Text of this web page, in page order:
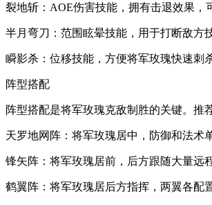
裂地斩：AOE伤害技能，拥有击退效果，
半月弯刀：范围眩晕技能，用于打断敌方
瞬影杀：位移技能，方便将军玫瑰快速刺
阵型搭配
阵型搭配是将军玫瑰克敌制胜的关键。推
天罗地网阵：将军玫瑰居中，防御和法术
锋矢阵：将军玫瑰居前，后方跟随大量远
鹤翼阵：将军玫瑰居后方指挥，两翼各配